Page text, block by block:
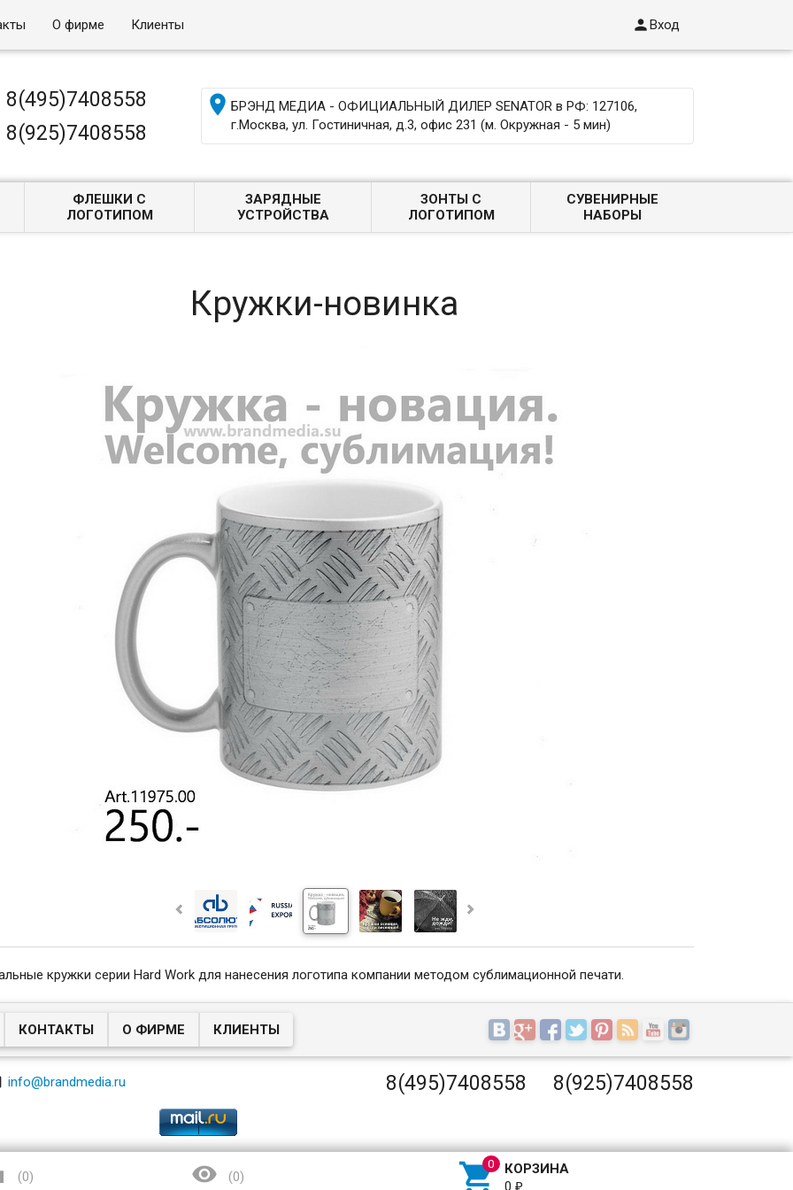
О фирме Клиенты Вход
8(495)7408558
8(925)7408558
БРЭНД МЕДИА - ОФИЦИАЛЬНЫЙ ДИЛЕР SENATOR в РФ: 127106,
г.Москва, ул. Гостиничная, д.3, офис 231 (м. Окружная - 5 мин)
ФЛЕШКИ С
ЛОГОТИПОМ
ЗАРЯДНЫЕ
УСТРОЙСТВА
ЗОНТЫ С
ЛОГОТИПОМ
СУВЕНИРНЫЕ
НАБОРЫ
Кружки-новинка
кружки серии Hard Work для нанесения логотипа компании методом сублимационной печати.
КОНТАКТЫ О ФИРМЕ КЛИЕНТЫ
info@brandmedia.ru 8(495)7408558 8(925)7408558
(0)  (0)  КОРЗИНА
0 ₽